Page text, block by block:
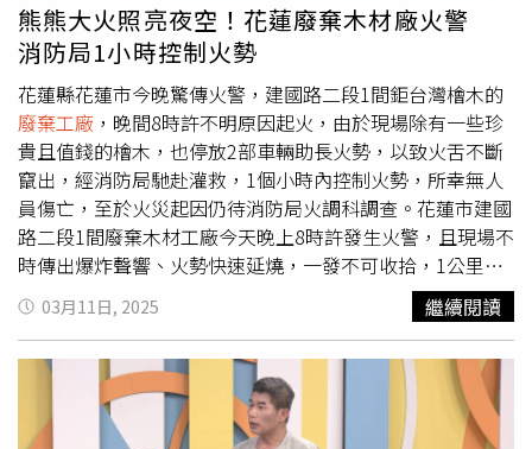
熊熊大火照亮夜空！花蓮廢棄木材廠火警
消防局1小時控制火勢
花蓮縣花蓮市今晚驚傳火警，建國路二段1間鉅台灣檜木的
廢棄工廠 ，晚間8時許不明原因起火，由於現場除有一些珍
貴且值錢的檜木，也停放2部車輛助長火勢，以致火舌不斷
竄出，經消防局馳赴灌救，1個小時內控制火勢，所幸無人
員傷亡，至於火災起因仍待消防局火調科調查。花蓮市建國
路二段1間廢棄木材工廠今天晚上8時許發生火警，且現場不
時傳出爆炸聲響、火勢快速延燒，一發不可收拾，1公里外
都能見到熊熊火光，消防局獲報後趕緊出動各式消防車輛及
人力前往灌救。花蓮市建國路二段1間廢棄木材工廠晚間起
火。（圖／中國時報記者羅亦晽攝）花蓮縣消防局第一大隊
大隊長林武正指出，消防局在這次火警共計派遣18輛各式消
防車、58位警義消人員，由於現場有木材及2部自小客車，
以致火勢初期一發不可收拾，且因附近電線當時處於通電狀
03月11日, 2025 繼續閱讀